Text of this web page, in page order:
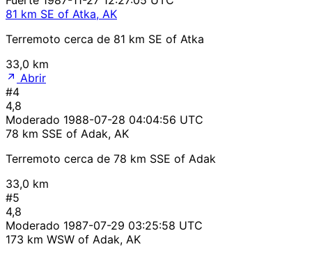
81 km SE of Atka, AK
Terremoto cerca de 81 km SE of Atka
33,0 km
Abrir
#4
4,8
Moderado 1988-07-28 04:04:56 UTC
78 km SSE of Adak, AK
Terremoto cerca de 78 km SSE of Adak
33,0 km
#5
4,8
Moderado 1987-07-29 03:25:58 UTC
173 km WSW of Adak, AK